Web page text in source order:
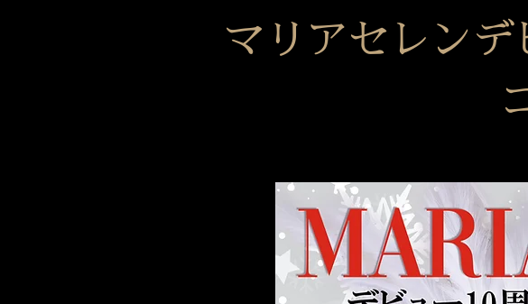
マリアセレン